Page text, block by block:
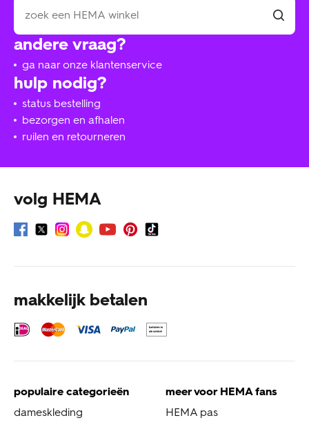
hulp nodig?
status bestelling
bezorgen en afhalen
ruilen en retourneren
andere vraag?
ga naar onze klantenservice
volg HEMA
makkelijk betalen
populaire categorieën
dameskleding
meer voor HEMA fans
HEMA pas